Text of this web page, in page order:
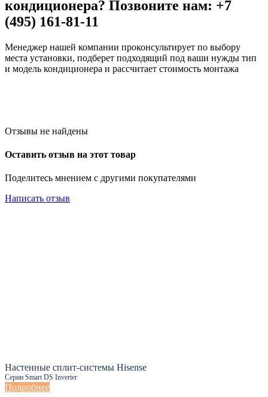
кондиционера? Позвоните нам: +7
(495) 161-81-11
Менеджер нашей компании проконсультирует по выбору
места установки, подберет подходящий под ваши нужды тип
и модель кондиционера и рассчитает стоимость монтажа
Отзывы не найдены
Оставить отзыв на этот товар
Поделитесь мнением с другими покупателями
Написать отзыв
Настенные сплит-системы Hisense
Серии Smart DS Inverter
Подробнее